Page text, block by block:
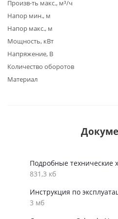
Произв-ть макс., м³/ч
Напор мин., м
Напор макс., м
Мощность, кВт
Напряжение, В
Количество оборотов
Материал
Подробные технические
831,3 кб
Инструкция по
3 мб